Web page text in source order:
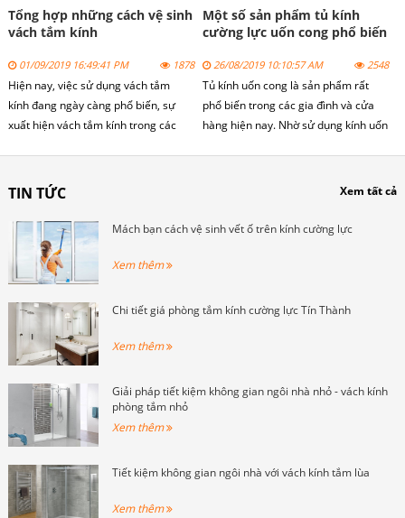
Tổng hợp những cách vệ sinh
vách tắm kính
01/09/2019 16:49:41 PM 1878
Hiện nay, việc sử dụng vách tắm
kính đang ngày càng phổ biến, sự
xuất hiện vách tắm kính trong các
các khu chung cư cao cấp như Time
Một số sản phẩm tủ kính
cường lực uốn cong phổ biến
26/08/2019 10:10:57 AM 2548
Tủ kính uốn cong là sản phẩm rất
phổ biến trong các gia đình và cửa
hàng hiện nay. Nhờ sử dụng kính uốn
TIN TỨC Xem tất cả
Mách bạn cách vệ sinh vết ố trên kính cường lực
Xem thêm
Chi tiết giá phòng tắm kính cường lực Tín Thành
Xem thêm
Giải pháp tiết kiệm không gian ngôi nhà nhỏ - vách kính
phòng tắm nhỏ
Xem thêm
Tiết kiệm không gian ngôi nhà với vách kính tắm lùa
Xem thêm